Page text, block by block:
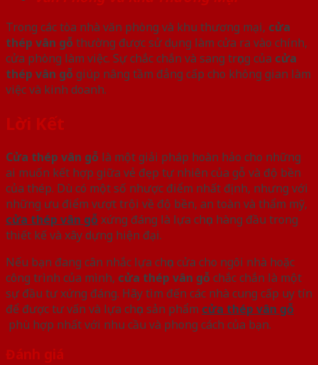
Trong các tòa nhà văn phòng và khu thương mại, cửa
thép vân gỗ thường được sử dụng làm cửa ra vào chính,
cửa phòng làm việc. Sự chắc chắn và sang trọng của cửa
thép vân gỗ giúp nâng tầm đẳng cấp cho không gian làm
việc và kinh doanh.
Lời Kết
Cửa thép vân gỗ là một giải pháp hoàn hảo cho những
ai muốn kết hợp giữa vẻ đẹp tự nhiên của gỗ và độ bền
của thép. Dù có một số nhược điểm nhất định, nhưng với
những ưu điểm vượt trội về độ bền, an toàn và thẩm mỹ,
cửa thép vân gỗxứng đáng là lựa chọn hàng đầu trong
thiết kế và xây dựng hiện đại.
Nếu bạn đang cân nhắc lựa chọn cửa cho ngôi nhà hoặc
công trình của mình, cửa thép vân gỗ chắc chắn là một
sự đầu tư xứng đáng. Hãy tìm đến các nhà cung cấp uy tín
để được tư vấn và lựa chọn sản phẩm cửa thép vân gỗ
phù hợp nhất với nhu cầu và phong cách của bạn.
Đánh giá